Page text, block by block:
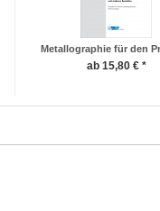
Metallographie für den
ab 15,80 € *